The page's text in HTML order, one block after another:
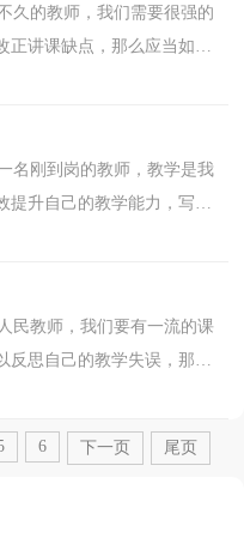
的教师，我们需要很强的
讲课缺点，那么应当如何
学体育课教学反...
名刚到岗的教师，教学是我
升自己的教学能力，写教
帮大家整理的《...
教师，我们要有一流的课
思自己的教学失误，那么
编为大家收集的...
6 下一页 尾页